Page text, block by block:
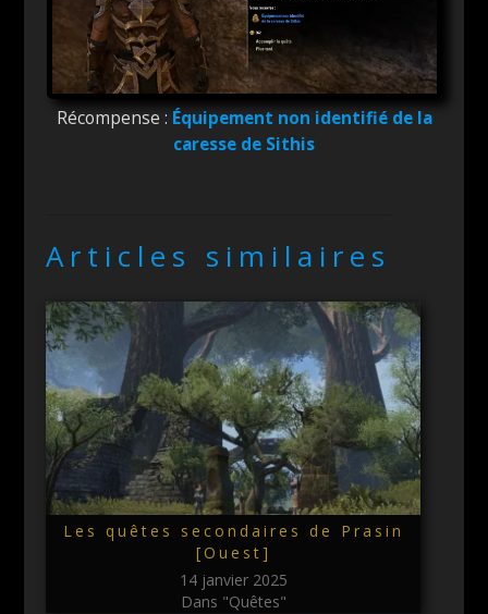
Récompense : Équipement non identifié de la
caresse de Sithis
Articles similaires
Les quêtes secondaires de Prasin
[Ouest]
14 janvier 2025
Dans "Quêtes"